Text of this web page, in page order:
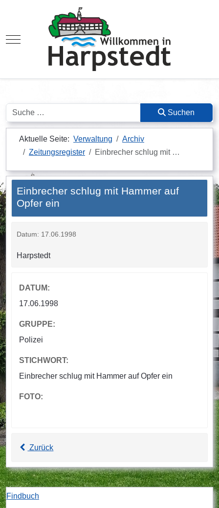
Mobile Menu Toggle
Suchen Suchen
Aktuelle Seite: Verwaltung
Archiv
Zeitungsregister
Einbrecher schlug mit …
Einbrecher schlug mit Hammer auf
Opfer ein
Datum: 17.06.1998
Harpstedt
DATUM:
17.06.1998
GRUPPE:
Polizei
STICHWORT:
Einbrecher schlug mit Hammer auf Opfer ein
FOTO:
Zurück
Findbuch